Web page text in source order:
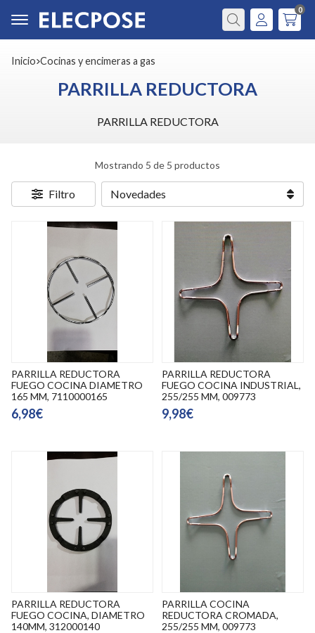
Buscar
0
Inicio cocinas y encimeras a gas
PARRILLA REDUCTORA
PARRILLA REDUCTORA
Mostrando 5 de 5 productos
Filtro
PARRILLA REDUCTORA
FUEGO COCINA DIAMETRO
165 MM, 7110000165
6,98€
PARRILLA REDUCTORA
FUEGO COCINA INDUSTRIAL,
255/255 MM, 009773
9,98€
PARRILLA REDUCTORA
FUEGO COCINA, DIAMETRO
140MM, 312000140
PARRILLA COCINA
REDUCTORA CROMADA,
255/255 MM, 009773